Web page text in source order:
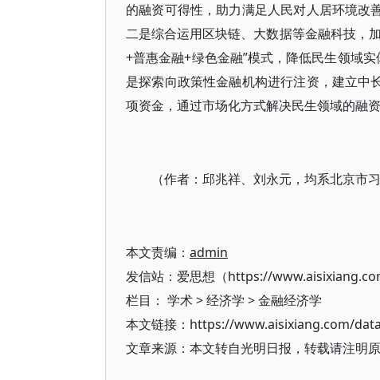
的融资可得性，助力满足人民对人居环境改
二是综合运用区块链、大数据等金融科技，
+普惠金融+绿色金融”模式，降低民生领域
是探索向政策性金融机构进行注资，建立
项资金，通过市场化方式解决民生领域的融资
（作者：邱兆祥、刘永元，均系北京市
本文责编： admin
发信站：爱思想（https://
栏目： 学术>经济学 >金融经济学
本文链接：https://www.aisixiang.com/
文章来源：本文转自光明日报，转载请注明